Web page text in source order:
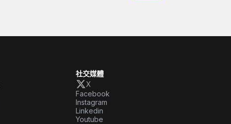
社交媒體
X
Facebook
Instagram
Linkedin
Youtube